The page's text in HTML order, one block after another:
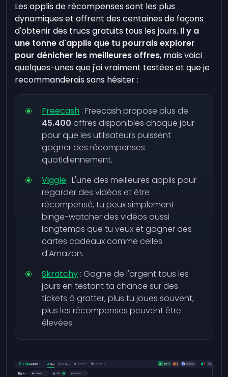
Les applis de récompenses sont les plus
dynamiques et offrent des centaines de façons
d'obtenir des trucs gratuits tous les jours. Il y a
une tonne d'applis que tu pourrais explorer
pour dénicher les meilleures offres, mais voici
quelques-unes que j'ai vraiment testées et que je
recommanderais sans hésiter :
Freecash : Freecash propose plus de
45.400 offres disponibles chaque jour
pour que les utilisateurs puissent
gagner des récompenses
quotidiennement.
Viggle : L'une des meilleures applis pour
regarder des vidéos et être
récompensé, tu peux simplement
binge-watcher des vidéos aussi
longtemps que tu veux et gagner des
cartes cadeaux comme celles
d'Amazon.
Skratchy : Gagne de l'argent tous les
jours en testant ta chance sur des
tickets à gratter, plus tu joues souvent,
plus les récompenses peuvent être
élevées.